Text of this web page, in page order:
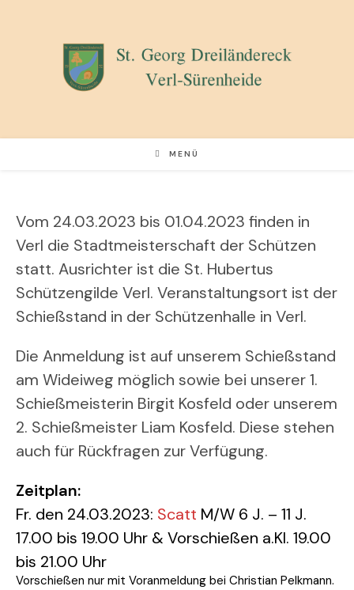
MENÜ
Vom 24.03.2023 bis 01.04.2023 finden in
Verl die Stadtmeisterschaft der Schützen
statt. Ausrichter ist die St. Hubertus
Schützengilde Verl. Veranstaltungsort ist der
Schießstand in der Schützenhalle in Verl.
Die Anmeldung ist auf unserem Schießstand
am Wideiweg möglich sowie bei unserer 1.
Schießmeisterin Birgit Kosfeld oder unserem
2. Schießmeister Liam Kosfeld. Diese stehen
auch für Rückfragen zur Verfügung.
Zeitplan:
Fr. den 24.03.2023: Scatt M/W 6 J. – 11 J.
17.00 bis 19.00 Uhr & Vorschießen a.Kl. 19.00
bis 21.00 Uhr
Vorschießen nur mit Voranmeldung bei Christian Pelkmann.